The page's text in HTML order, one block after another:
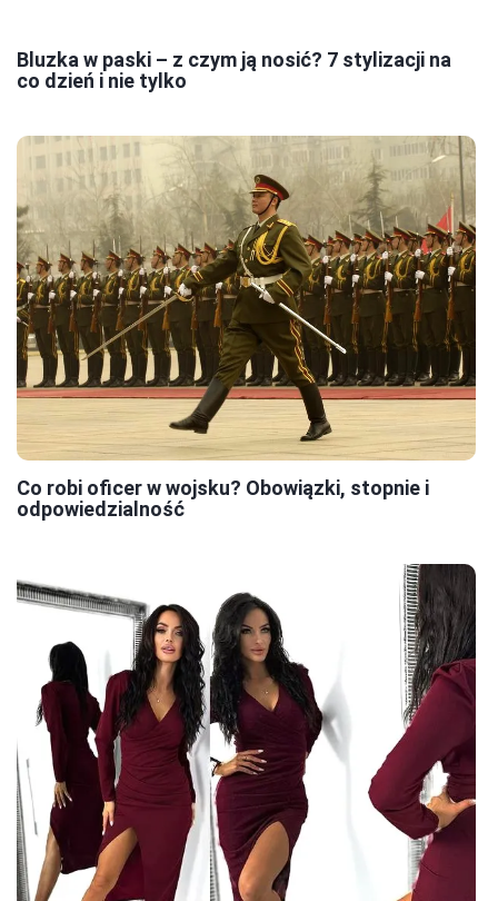
Bluzka w paski – z czym ją nosić? 7 stylizacji na
co dzień i nie tylko
Co robi oficer w wojsku? Obowiązki, stopnie i
odpowiedzialność